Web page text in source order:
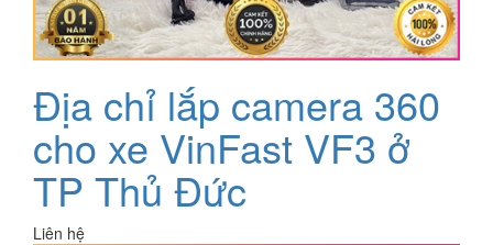
Địa chỉ lắp camera 360
cho xe VinFast VF3 ở
TP Thủ Đức
Liên hệ